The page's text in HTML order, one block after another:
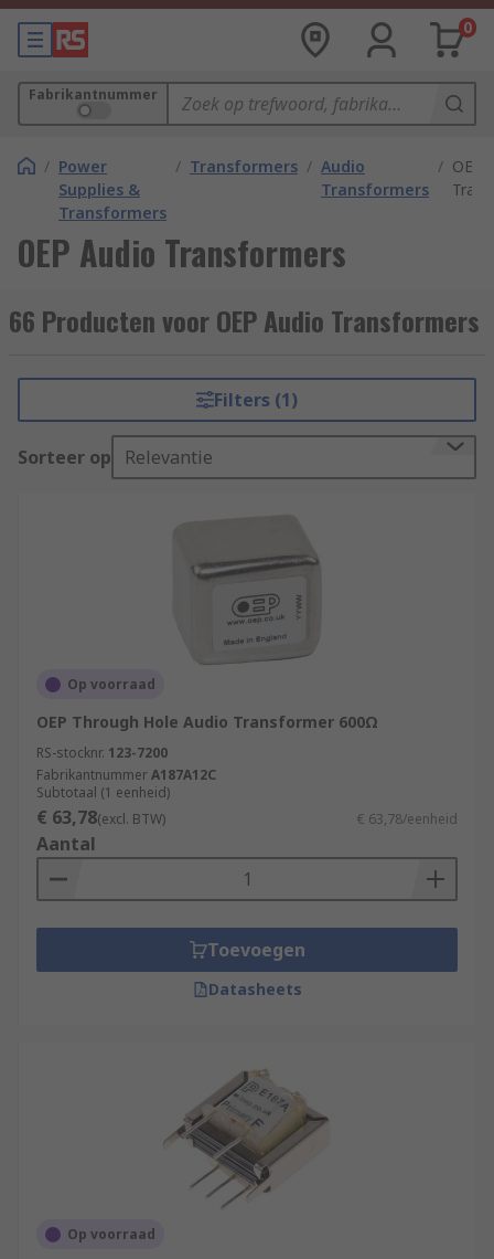
0
Fabrikantnummer
/ Power
Supplies &
Transformers
/ Transformers / Audio
Transformers
/ OEP
OEP Audio Transformers
66 Producten voor OEP Audio Transformers
Filters (1)
Sorteer op Relevantie
Op voorraad
OEP Through Hole Audio Transformer 600Ω
RS-stocknr. 123-7200
FabrikantnummerA187A12C
Subtotaal (1 eenheid)
€ 63,78(excl. BTW) € 63,78/eenheid
Aantal
Toevoegen
Datasheets
Op voorraad